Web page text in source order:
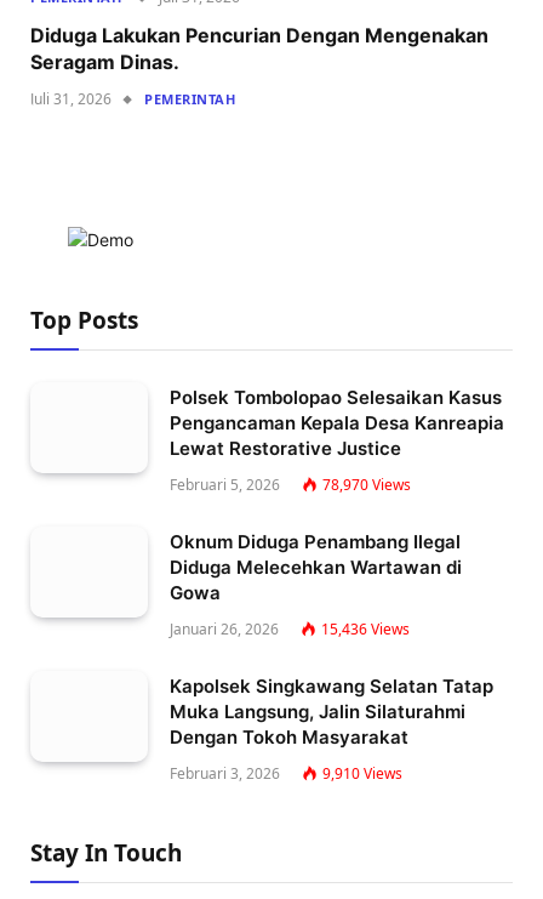
Diduga Lakukan Pencurian Dengan Mengenakan
Seragam Dinas.
Juli 31, 2026 PEMERINTAH
Top Posts
Polsek Tombolopao Selesaikan Kasus
Pengancaman Kepala Desa Kanreapia
Lewat Restorative Justice
Februari 5, 2026 78,970Views
Oknum Diduga Penambang Ilegal
Diduga Melecehkan Wartawan di
Gowa
Januari 26, 2026 15,436Views
Kapolsek Singkawang Selatan Tatap
Muka Langsung, Jalin Silaturahmi
Dengan Tokoh Masyarakat
Februari 3, 2026 9,910Views
Stay In Touch